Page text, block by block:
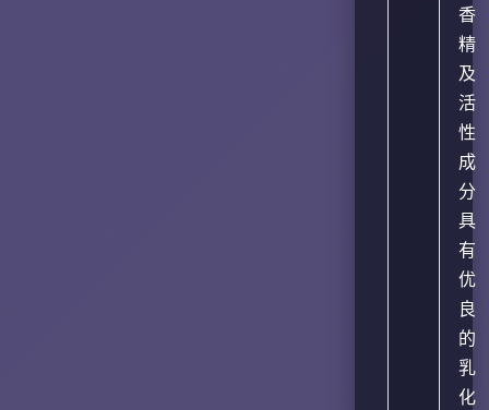
香
精
及
活
性
成
分
具
有
优
良
的
乳
化